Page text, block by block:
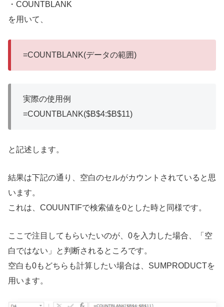
・COUNTBLANK
を用いて、
=COUNTBLANK(データの範囲)
実際の使用例
=COUNTBLANK($B$4:$B$11)
と記述します。
結果は下記の通り、空白のセルがカウントされていると思
います。
これは、COUUNTIFで検索値を0とした時と同様です。
ここで注目してもらいたいのが、0を入力した場合、「空
白ではない」と判断されるところです。
空白も0もどちらも計算したい場合は、SUMPRODUCTを
用います。